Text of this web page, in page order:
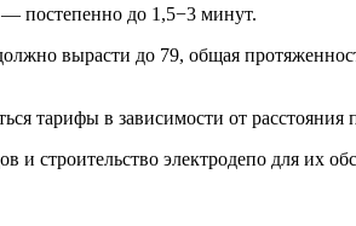
постепенно до 1,5−3 минут.
вырасти до 79, общая
тарифы в зависимости от
и строительство электродепо для их